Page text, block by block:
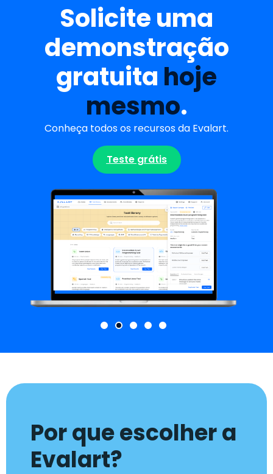
Solicite uma
demonstração
gratuita hoje
mesmo.
Conheça todos os recursos da Evalart.
Teste grátis
Por que escolher a
Evalart?